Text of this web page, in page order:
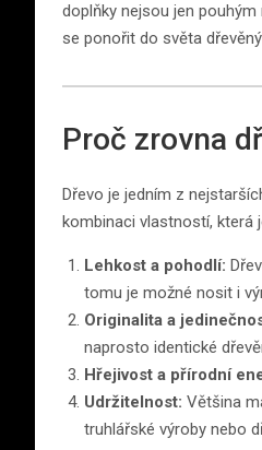
doplňky nejsou jen
se ponořit do světa
Proč zrovna
Dřevo je jedním z
kombinaci vlastností, která
Lehkost a pohodlí:
tomu je možné nosit i
Originalita a
naprosto identické
Hřejivost a přírodní
Udržitelnost: Většina
truhlářské výroby nebo